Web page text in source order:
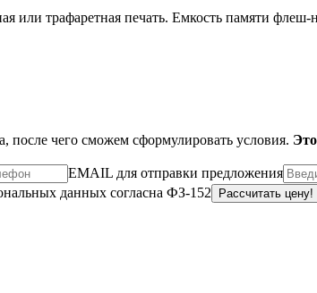
трафаретная печать. Емкость памяти
после чего сможем сформулировать условия.
EMAIL для отправки предложения
данных согласна ФЗ-152